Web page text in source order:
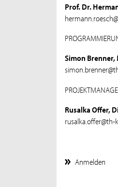
Prof. Dr.
Simon Brenner,
Rusalka Offer,
rusalka.offer@th-
Anmelden